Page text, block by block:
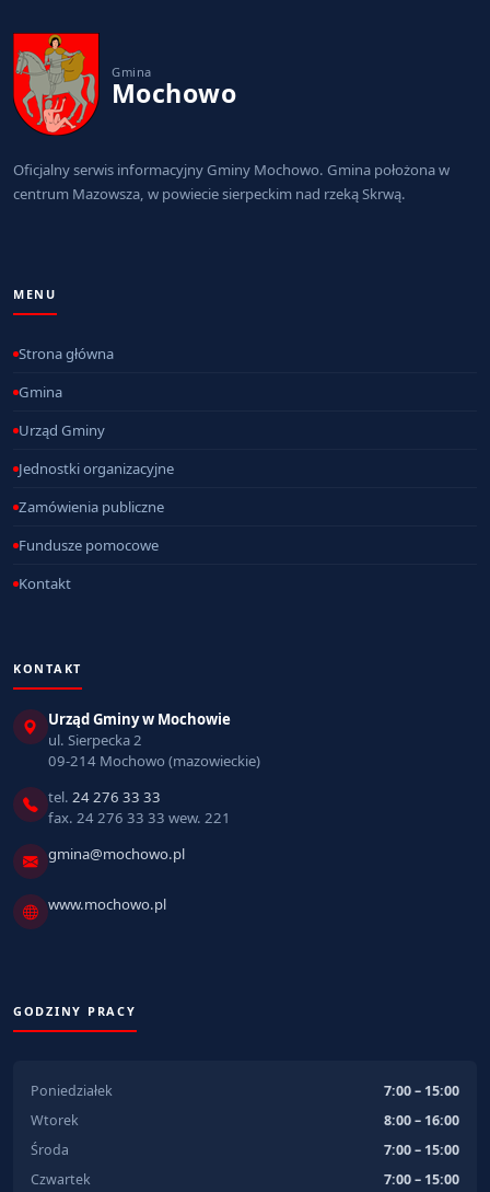
Gmina
Mochowo
Oficjalny serwis informacyjny Gminy Mochowo. Gmina położona w
centrum Mazowsza, w powiecie sierpeckim nad rzeką Skrwą.
MENU
Strona główna
Gmina
Urząd Gminy
Jednostki organizacyjne
Zamówienia publiczne
Fundusze pomocowe
Kontakt
KONTAKT
Urząd Gminy w Mochowie
ul. Sierpecka 2
09-214 Mochowo (mazowieckie)
tel. 24 276 33 33
fax. 24 276 33 33 wew. 221
gmina@mochowo.pl
www.mochowo.pl
GODZINY PRACY
Poniedziałek
7:00 – 15:00
Wtorek
8:00 – 16:00
Środa
7:00 – 15:00
Czwartek
7:00 – 15:00